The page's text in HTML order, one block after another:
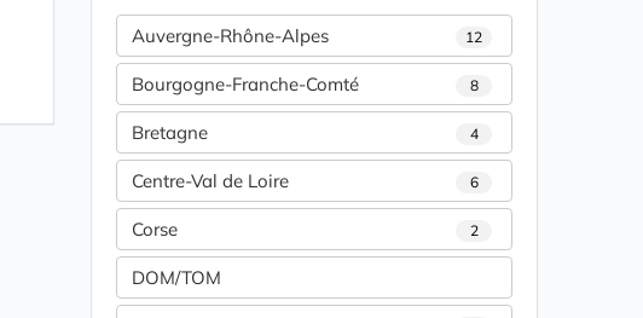
Auvergne-Rhône-Alpes 12
Bourgogne-Franche-Comté 8
Bretagne 4
Centre-Val de Loire 6
Corse 2
DOM/TOM